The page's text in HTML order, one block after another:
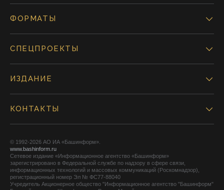
ФОРМАТЫ
СПЕЦПРОЕКТЫ
ИЗДАНИЕ
КОНТАКТЫ
© 1992-2026 АО ИА «Башинформ».
www.bashinform.ru
Сетевое издание «Информационное агентство «Башинформ»
зарегистрировано в Федеральной службе по надзору в сфере связи,
информационных технологий и массовых коммуникаций (Роскомнадзор),
регистрационный номер Эл № ФС77-88040
Учредитель Акционерное общество "Информационное агентство "Башинформ"